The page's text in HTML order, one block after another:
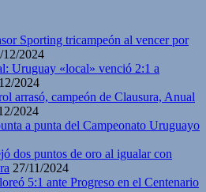
Sporting tricampeón al vencer por
12/2024
Uruguay «local» venció 2:1 a
2024
arrasó, campeón de Clausura, Anual
2024
a punta del Campeonato Uruguayo
dos puntos de oro al igualar con
27/11/2024
5:1 ante Progreso en el Centenario